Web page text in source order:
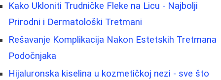
Kako Ukloniti Trudničke Fleke na Licu - Najbolji
Prirodni i Dermatološki Tretmani
Rešavanje Komplikacija Nakon Estetskih Tretmana
Podočnjaka
Hijaluronska kiselina u kozmetičkoj nezi - sve što